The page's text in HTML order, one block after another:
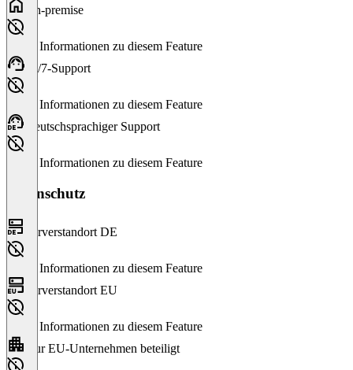
On-premise
Keine Informationen zu diesem Feature
24/7-Support
Keine Informationen zu diesem Feature
Deutschsprachiger Support
Keine Informationen zu diesem Feature
Datenschutz
Serverstandort DE
Keine Informationen zu diesem Feature
Serverstandort EU
Keine Informationen zu diesem Feature
Nur EU-Unternehmen beteiligt